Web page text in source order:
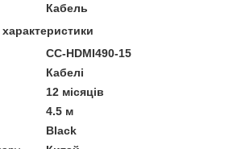
Кабель
CC-HDMI490-15
Кабелі
12 місяців
4.5 м
Black